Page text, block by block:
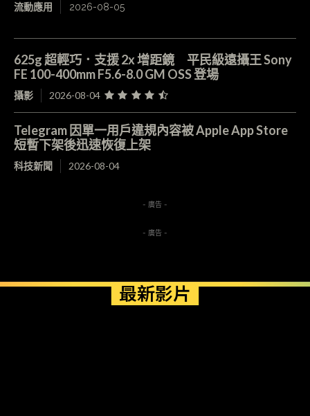
流動應用 2026-08-05
625g 超輕巧．支援 2x 增距鏡 平民級遠攝王 Sony
FE 100-400mm F5.6-8.0 GM OSS 登場
攝影 2026-08-04
Telegram 因單一用戶違規內容被 Apple App Store
短暫下架後迅速恢復上架
科技新聞 2026-08-04
- 廣告 -
- 廣告 -
最新影片